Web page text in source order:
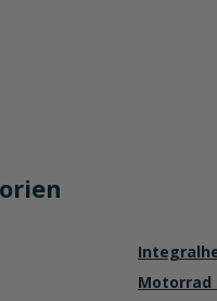
Motorrad